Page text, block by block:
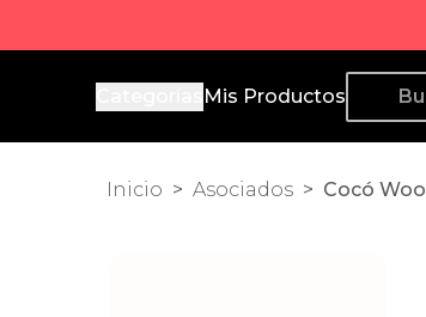
Producto de Aquí
Mis Productos
Inicio > Asociados > Cocó